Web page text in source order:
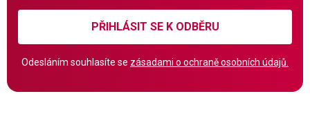
PŘIHLÁSIT SE K ODBĚRU
Odesláním souhlasíte se zásadami o ochraně osobních údajů.